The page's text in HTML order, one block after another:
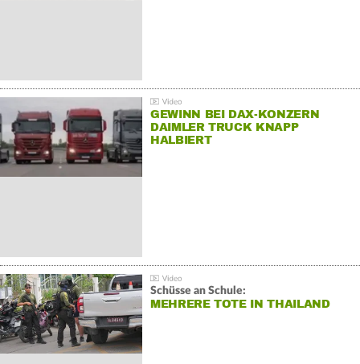
GEWINN BEI DAX-KONZERN
DAIMLER TRUCK KNAPP
HALBIERT
Schüsse an Schule:
MEHRERE TOTE IN THAILAND